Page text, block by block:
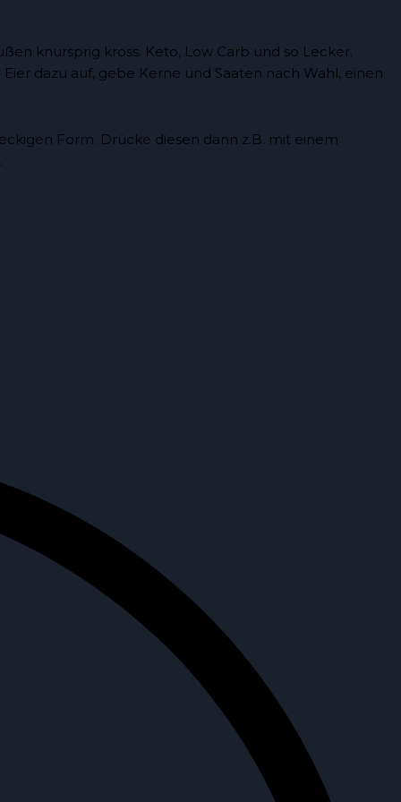
dazu auf, gebe Kerne und Saaten nach Wahl, einen
Form. Drücke diesen dann z.B. mit einem